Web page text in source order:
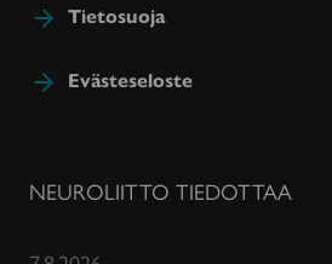
Tietosuoja
Evästeseloste
NEUROLIITTO TIEDOTTAA